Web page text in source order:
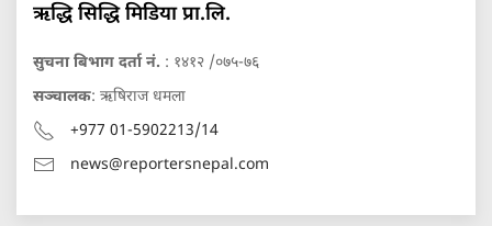
ऋद्धि सिद्धि मिडिया प्रा.लि.
सुचना बिभाग दर्ता नं. : १४१२ /०७५-७६
सञ्चालक: ऋषिराज धमला
+977 01-5902213/14
news@reportersnepal.com